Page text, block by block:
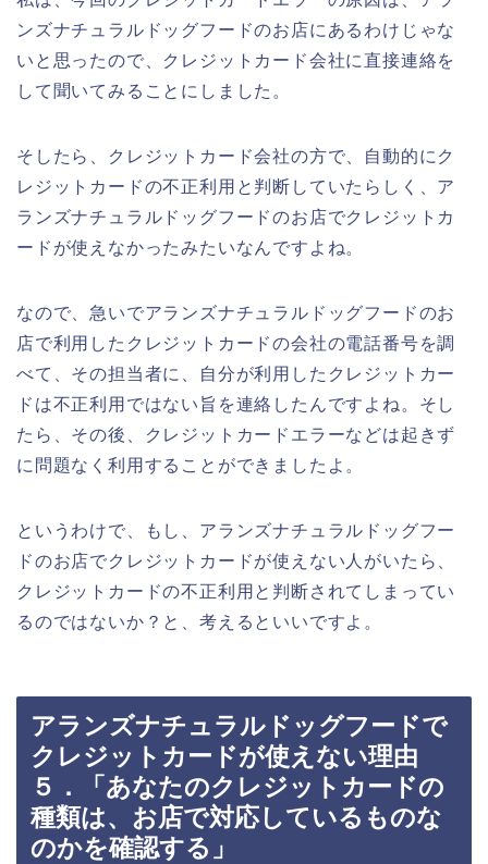
ンズナチュラルドッグフードのお店にあるわけじゃな
いと思ったので、クレジットカード会社に直接連絡を
して聞いてみることにしました。
そしたら、クレジットカード会社の方で、自動的にク
レジットカードの不正利用と判断していたらしく、ア
ランズナチュラルドッグフードのお店でクレジットカ
ードが使えなかったみたいなんですよね。
なので、急いでアランズナチュラルドッグフードのお
店で利用したクレジットカードの会社の電話番号を調
べて、その担当者に、自分が利用したクレジットカー
ドは不正利用ではない旨を連絡したんですよね。そし
たら、その後、クレジットカードエラーなどは起きず
に問題なく利用することができましたよ。
というわけで、もし、アランズナチュラルドッグフー
ドのお店でクレジットカードが使えない人がいたら、
クレジットカードの不正利用と判断されてしまってい
るのではないか？と、考えるといいですよ。
アランズナチュラルドッグフードで
クレジットカードが使えない理由
５．「あなたのクレジットカードの
種類は、お店で対応しているものな
のかを確認する」